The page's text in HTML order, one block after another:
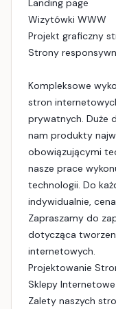
Landing page
Wizytówki WWW
Projekt graficzny
Strony
Kompleksowe
stron
prywatnych. Duże
nam produkty
obowiązującymi
nasze prace
technologii. Do
indywidualnie,
Zapraszamy do
dotycząca
internetowych.
Projektowanie
Sklepy Internetowe
Zalety naszych